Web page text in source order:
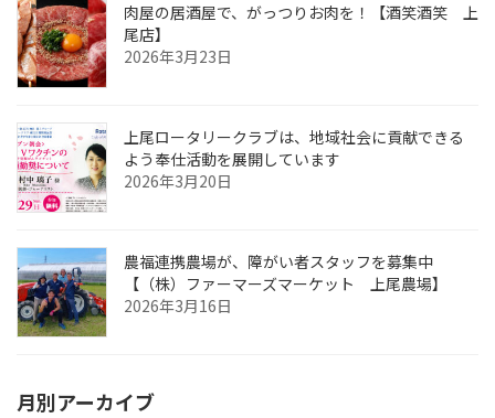
肉屋の居酒屋で、がっつりお肉を！【酒笑酒笑 上
尾店】
2026年3月23日
上尾ロータリークラブは、地域社会に貢献できる
よう奉仕活動を展開しています
2026年3月20日
農福連携農場が、障がい者スタッフを募集中
【（株）ファーマーズマーケット 上尾農場】
2026年3月16日
月別アーカイブ